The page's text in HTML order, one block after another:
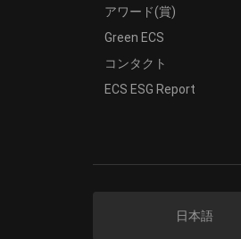
アワード(賞)
Green ECS
コンタクト
ECS ESG Report
日本語